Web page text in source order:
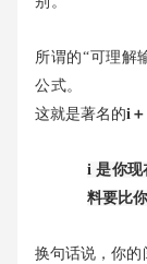
所谓的“可理解
公式。
这就是著名的i
i 是你现
料要比
换句话说，你的